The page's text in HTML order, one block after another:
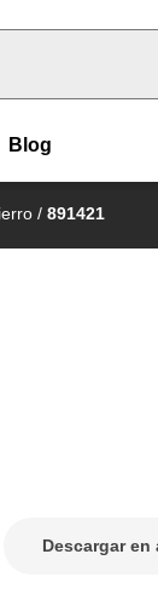
Blog
/ 891421
Descargar